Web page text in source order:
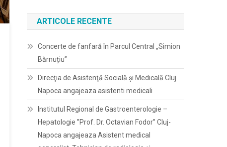
ARTICOLE RECENTE
Concerte de fanfară în Parcul Central „Simion
Bărnuțiu”
Direcţia de Asistenţă Socială şi Medicală Cluj
Napoca angajeaza asistenti medicali
Institutul Regional de Gastroenterologie –
Hepatologie ”Prof. Dr. Octavian Fodor” Cluj-
Napoca angajeaza Asistent medical